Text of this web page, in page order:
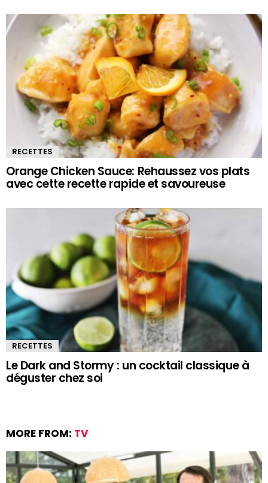
RECETTES
Orange Chicken Sauce: Rehaussez vos plats
avec cette recette rapide et savoureuse
RECETTES
Le Dark and Stormy : un cocktail classique à
déguster chez soi
MORE FROM: TV